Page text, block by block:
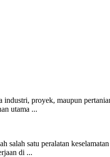
proyek, maupun
utama ...
salah satu peralatan keselamatan
di ...